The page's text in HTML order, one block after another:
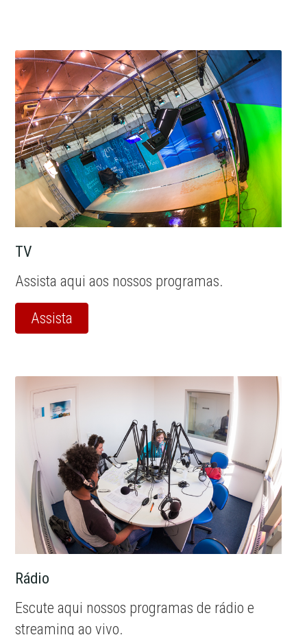
TV
Assista aqui aos nossos programas.
Assista
Rádio
Escute aqui nossos programas de rádio e
streaming ao vivo.